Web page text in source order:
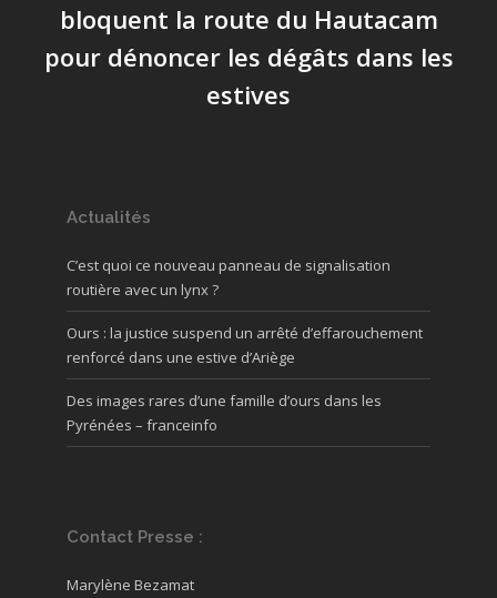
bloquent la route du Hautacam
pour dénoncer les dégâts dans les
estives
Actualités
C’est quoi ce nouveau panneau de signalisation
routière avec un lynx ?
Ours : la justice suspend un arrêté d’effarouchement
renforcé dans une estive d’Ariège
Des images rares d’une famille d’ours dans les
Pyrénées – franceinfo
Contact Presse :
Marylène Bezamat